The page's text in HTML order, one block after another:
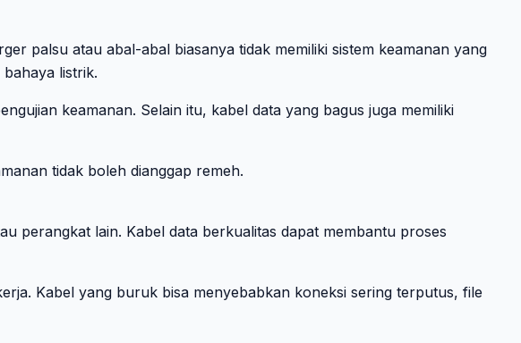
palsu atau abal-abal biasanya tidak memiliki sistem keamanan yang
listrik.
keamanan. Selain itu, kabel data yang bagus juga memiliki
tidak boleh dianggap remeh.
perangkat lain. Kabel data berkualitas dapat membantu proses
Kabel yang buruk bisa menyebabkan koneksi sering terputus, file